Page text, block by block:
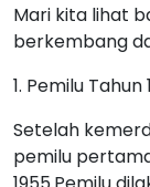
Mari kita lihat
berkembang
1. Pemilu Tahun
Setelah
pemilu